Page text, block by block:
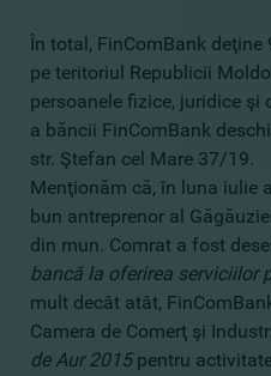
În total, FinComBank
pe teritoriul Republicii
persoanele fizice, juridice şi
a băncii FinComBank
str. Ştefan cel Mare 37/19.
Menţionăm că, în luna iulie
bun antreprenor al
din mun. Comrat a fost
bancă la oferirea serviciilor
mult decât atât,
Camera de Comerţ şi
de Aur 2015pentru